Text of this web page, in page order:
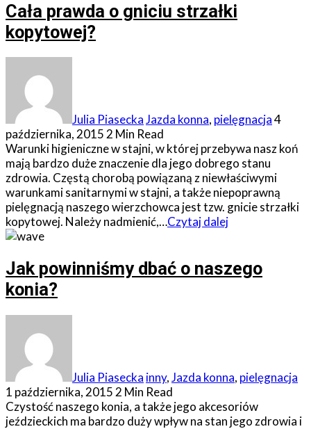
Cała prawda o gniciu strzałki
kopytowej?
Julia PiaseckaJazda konna, pielęgnacja4
października, 20152 Min Read
Warunki higieniczne w stajni, w której przebywa nasz koń
mają bardzo duże znaczenie dla jego dobrego stanu
zdrowia. Częstą chorobą powiązaną z niewłaściwymi
warunkami sanitarnymi w stajni, a także niepoprawną
pielęgnacją naszego wierzchowca jest tzw. gnicie strzałki
kopytowej. Należy nadmienić,…Czytaj dalej
Jak powinniśmy dbać o naszego
konia?
Julia Piasecka inny,Jazda konna, pielęgnacja
1 października, 2015 2 Min Read
Czystość naszego konia, a także jego akcesoriów
jeździeckich ma bardzo duży wpływ na stan jego zdrowia i